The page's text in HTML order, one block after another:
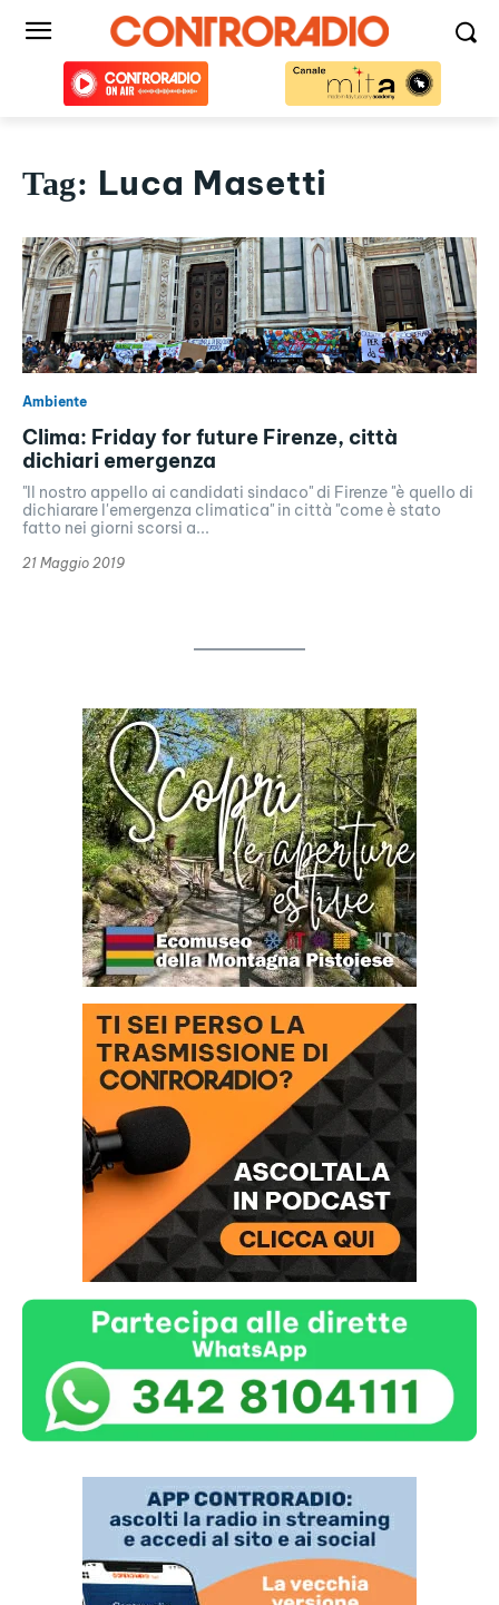
Tag: Luca Masetti
Ambiente
Clima: Friday for future Firenze, città
dichiari emergenza
"Il nostro appello ai candidati sindaco" di Firenze "è quello di
dichiarare l'emergenza climatica" in città "come è stato
fatto nei giorni scorsi a...
21 Maggio 2019